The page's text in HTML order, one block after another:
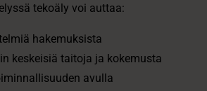
tekoäly voi auttaa:
hakemuksista
keskeisiä taitoja ja kokemusta
avulla